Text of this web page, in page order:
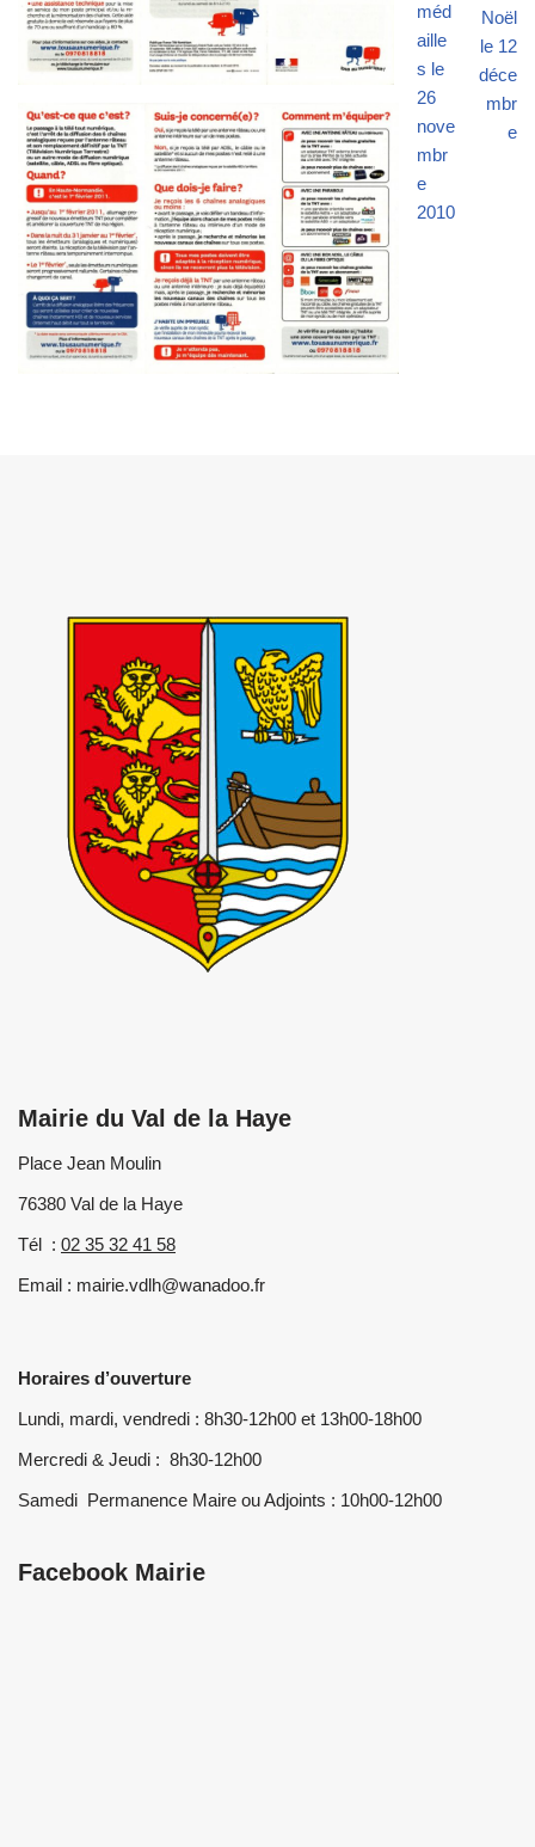
méd
aille
s le
26
nove
mbr
e
2010
Noël
le 12
déce
mbr
e
Mairie du Val de la Haye
Place Jean Moulin
76380 Val de la Haye
Tél : 02 35 32 41 58
Email : mairie.vdlh@wanadoo.fr
Horaires d’ouverture
Lundi, mardi, vendredi : 8h30-12h00 et 13h00-18h00
Mercredi & Jeudi : 8h30-12h00
Samedi Permanence Maire ou Adjoints : 10h00-12h00
Facebook Mairie